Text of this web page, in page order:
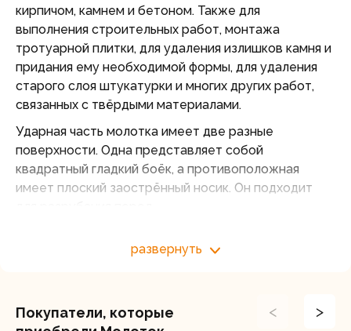
кирпичом, камнем и бетоном. Также для
выполнения строительных работ, монтажа
тротуарной плитки, для удаления излишков камня и
придания ему необходимой формы, для удаления
старого слоя штукатурки и многих других работ,
связанных с твёрдыми материалами.
Ударная часть молотка имеет две разные
поверхности. Одна представляет собой
квадратный гладкий боёк, а противоположная
имеет плоский заострённый носик. Он подходит
Цельнокованный боёк из закалённой стали
руке.
развернуть
Покупатели, которые
< >